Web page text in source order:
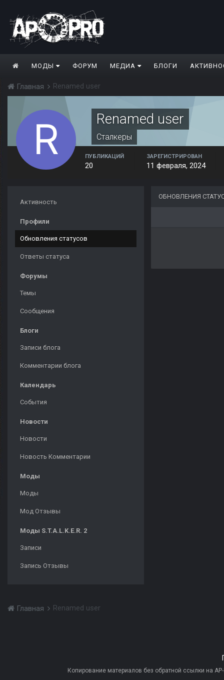
МОДЫ ФОРУМ МЕДИА БЛОГИ
Главная Renamed user
Renamed user
Сталкеры
ПУБЛИКАЦИЙ
20
ЗАРЕГИСТРИРОВАН
11 февраля, 2024
Активность
Профили
Обновления статусов
Ответы статуса
Форумы
Темы
Сообщения
Блоги
Записи блога
Комментарии блога
Календарь
События
Новости
Новости
Новость Комментарии
Моды
Моды
Мод Отзывы
Моды S.T.A.L.K.E.R. 2
Записи
Запись Отзывы
ОБНОВЛЕНИЯ
Главная Renamed user
Копирование материалов без обратной ссылки на